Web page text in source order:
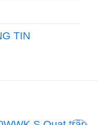
TIN